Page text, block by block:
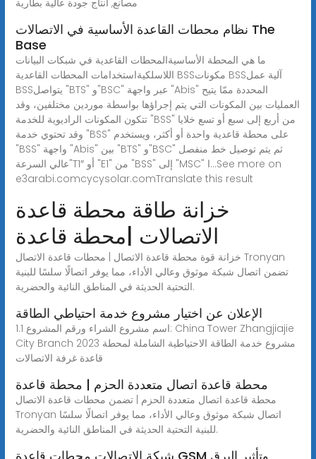
نظام محطات القاعدة الأساسية في الاتصالات The
Base
ما هي المحطة الأساسيةالمحطات القاعدية في شبكات البيانات
اللاسلكيةاستخدامات المحطات القاعدية BSSمكونات BSSآلية عمل
BSSيتواصل "BTS" و"BSC" عبر واجهة "Abis" المحددة ممّا يتيح
العمليات بين المكونات التي يتم إجراؤها بواسطة موردين مختلفين، وقد
تتكون المكونات الراديوية للخدمة "BSS" من أربع إلى سبع أو تسع خلايا
وقد تحتوي خدمة "BSS" على محطة قاعدية واحدة أو أكثر، ويستخدم
"BSS" واجهة "Abis" بين "BTS" و"BSC" ثم يتم توصيل خط منفصل
عالي السرعة"T1″ أو "E1" من "BSS" إلى "MSC" ا...See more on
e3arabi.comcycysolar.comTranslate this result
خزانة طاقة محطة قاعدة
الاتصالات |محطة قاعدة
خزانة قوة محطة قاعدة الاتصال | محطات قاعدة الاتصال Tronyan
تضمن اتصال شبكة موثوق وعالي الأداء، مما يوفر اتصالًا سلسًا للبنية
التحتية الحديثة في المناطق النائية والحضرية.
الإعلان عن اختيار مشروع خدمة احتياطي الطاقة
1.1 اسم مشروع الشراء ورقم المشروع: China Tower Zhangjiajie
City Branch 2023 مشروع خدمة الطاقة الاحتياطية الشاملة لمحطة
قاعدة غرفة الاتصالات
محطة قاعدة اتصال متعددة الحزم | محطة قاعدة
محطة قاعدة اتصال متعددة الحزم | تضمن محطات قاعدة الاتصال
Tronyan اتصال شبكة موثوق وعالي الأداء، مما يوفر اتصالًا سلسًا
للبنية التحتية الحديثة في المناطق النائية والحضرية.